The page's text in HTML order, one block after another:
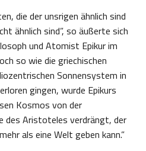
die der unsrigen ähnlich sind
ähnlich sind”, so äußerte sich
und Atomist Epikur im
so wie die griechischen
Sonnensystem in
gingen, wurde Epikurs
Kosmos von der
des Aristoteles verdrängt, der
als eine Welt geben kann.”